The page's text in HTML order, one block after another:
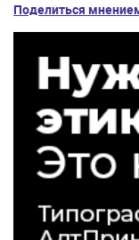
Поделиться